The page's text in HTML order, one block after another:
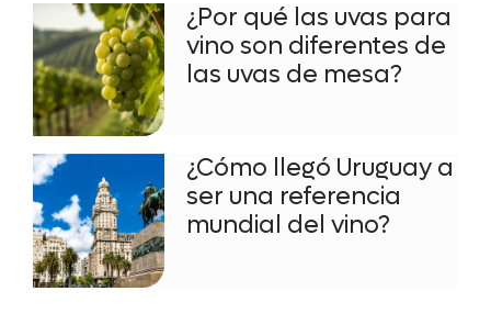
¿Por qué las uvas para
vino son diferentes de
las uvas de mesa?
¿Cómo llegó Uruguay a
ser una referencia
mundial del vino?